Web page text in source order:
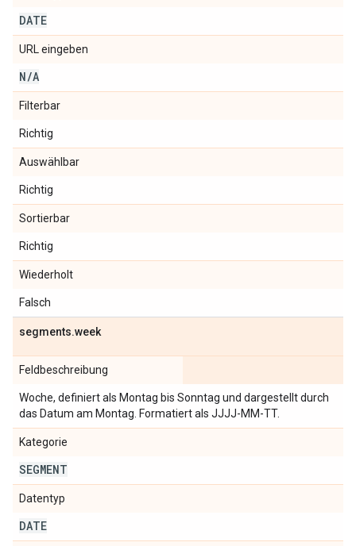
DATE
URL eingeben
N/A
Filterbar
Richtig
Auswählbar
Richtig
Sortierbar
Richtig
Wiederholt
Falsch
segments.week
Feldbeschreibung
Woche, definiert als Montag bis Sonntag und dargestellt durch
das Datum am Montag. Formatiert als JJJJ-MM-TT.
Kategorie
SEGMENT
Datentyp
DATE